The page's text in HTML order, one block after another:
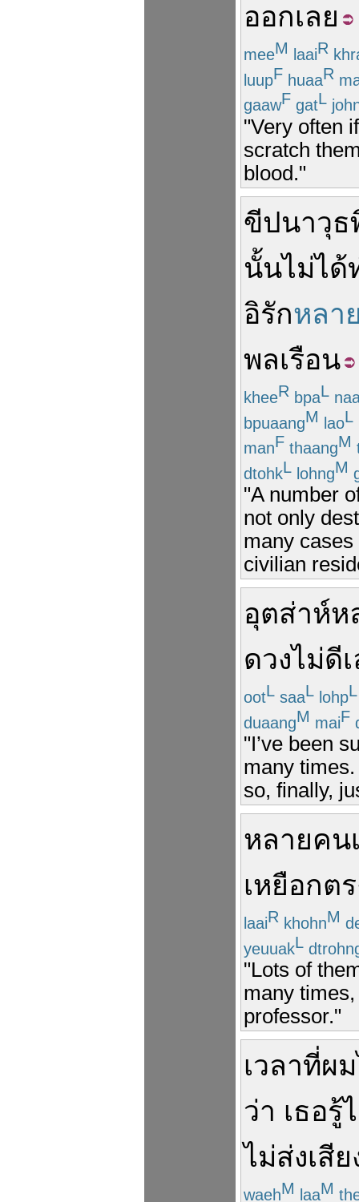
ออกเลย
meeM laaiR
luupF huaaR
gaawF gatL
"Very often
scratch
blood."
ขีปนาวุธ
นั้นไม่ได้
อิรักหลา
พลเรือน
kheeR bpaL
bpuaangM laoL
manF thaangM
dtohkL lohngM
"A number
not only
many
civilian
อุตส่าห์ห
ดวงไม่ดี
ootL saaL lohpL
duaangM maiF
"I’ve been
many
so, finally,
หลายคน
เหยือกต
laaiR khohnM
yeuuakL
"Lots of
many
professor."
เวลาที่ผม
ว่า เธอรู้
ไม่ส่งเสีย
waehM laaM